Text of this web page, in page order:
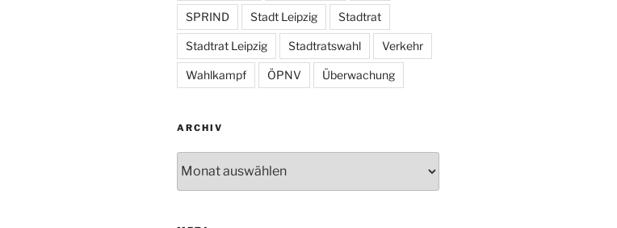
SPRIND Stadt Leipzig Stadtrat
Stadtrat Leipzig Stadtratswahl Verkehr
Wahlkampf ÖPNV Überwachung
ARCHIV